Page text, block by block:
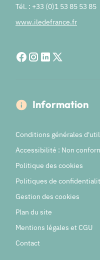
Tél. : +33 (0)1 53 85 53 85
www.iledefrance.fr
Information
Conditions générales
Accessibilité : Non
Politique des cookies
Politiques de
Gestion des cookies
Plan du site
Mentions légales et CGU
Contact